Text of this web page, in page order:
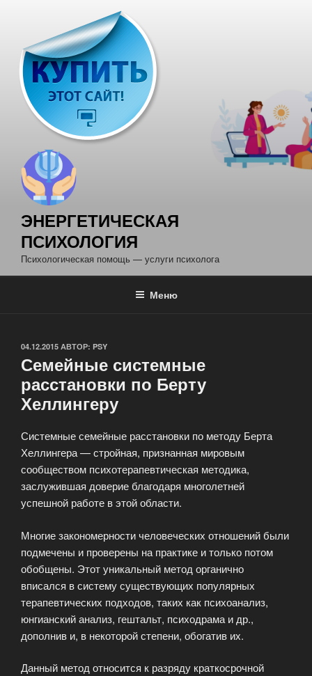
содержимому
ЭНЕРГЕТИЧЕСКАЯ
ПСИХОЛОГИЯ
Психологическая помощь — услуги психолога
Меню
ОПУБЛИКОВАНО
04.12.2015 АВТОР: PSY
Семейные системные
расстановки по Берту
Хеллингеру
Системные семейные расстановки по методу Берта
Хеллингера — стройная, признанная мировым
сообществом психотерапевтическая методика,
заслужившая доверие благодаря многолетней
успешной работе в этой области.
Многие закономерности человеческих отношений были
подмечены и проверены на практике и только потом
обобщены. Этот уникальный метод органично
вписался в систему существующих популярных
терапевтических подходов, таких как психоанализ,
юнгианский анализ, гештальт, психодрама и др.,
дополнив и, в некоторой степени, обогатив их.
Данный метод относится к разряду краткосрочной